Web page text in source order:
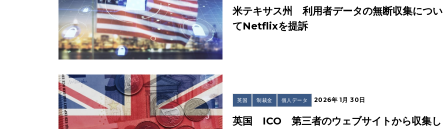
米テキサス州 利用者データの無断収集につい
てNetflixを提訴
英国 制裁金 個人データ 2026年 1月 30日
英国 ICO 第三者のウェブサイトから収集し